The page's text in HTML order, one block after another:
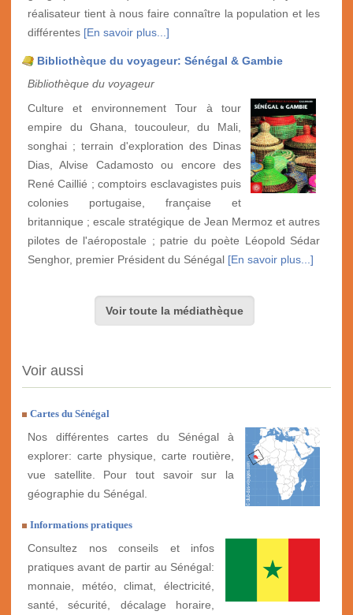
réalisateur tient à nous faire connaître la population et les
différentes [En savoir plus...]
Bibliothèque du voyageur: Sénégal & Gambie
Bibliothèque du voyageur
Culture et environnement Tour à tour
empire du Ghana, toucouleur, du Mali,
songhai ; terrain d'exploration des Dinas
Dias, Alvise Cadamosto ou encore des
René Caillié ; comptoirs esclavagistes puis
colonies portugaise, française et
britannique ; escale stratégique de Jean Mermoz et autres
pilotes de l'aéropostale ; patrie du poète Léopold Sédar
Senghor, premier Président du Sénégal [En savoir plus...]
Voir toute la médiathèque
Voir aussi
Cartes du Sénégal
Nos différentes cartes du Sénégal à
explorer: carte physique, carte routière,
vue satellite. Pour tout savoir sur la
géographie du Sénégal.
Informations pratiques
Consultez nos conseils et infos
pratiques avant de partir au Sénégal:
monnaie, météo, climat, électricité,
santé, sécurité, décalage horaire,